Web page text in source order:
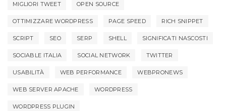
MIGLIORI TWEET OPEN SOURCE
OTTIMIZZARE WORDPRESS PAGE SPEED RICH SNIPPET
SCRIPT SEO SERP SHELL SIGNIFICATI NASCOSTI
SOCIABLE ITALIA SOCIAL NETWORK TWITTER
USABILITÀ WEB PERFORMANCE WEBPRONEWS
WEB SERVER APACHE WORDPRESS
WORDPRESS PLUGIN